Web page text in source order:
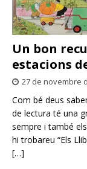
Un bon
estacions
27 de novembre
Com bé deus
de lectura té una
sempre i també
hi trobareu “Els
[…]